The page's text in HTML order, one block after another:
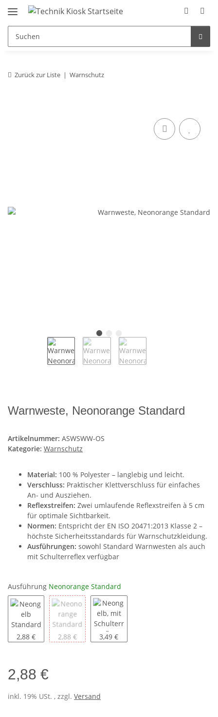
Zurück zur Liste Warnschutz
Warnweste, Neonorange Standard
Artikelnummer: ASWSWW-OS
Kategorie: Warnschutz
Material: 100 % Polyester – langlebig und leicht.
Verschluss: Praktischer Klettverschluss für einfaches
An- und Ausziehen.
Reflexstreifen: Zwei umlaufende Reflexstreifen à 5 cm
für optimale Sichtbarkeit.
Normen: Entspricht der EN ISO 20471:2013 Klasse 2 –
höchste Sicherheitsstandards für Warnschutzkleidung.
Ausführungen: sowohl Standard Warnwesten als auch
mit Schulterreflex verfügbar
Ausführung Neonorange Standard
Neongelb Standard
2,88 € Neonorange Standard
2,88 € Neongelb, mit Schulterreflex
3,49 €
2,88 €
inkl. 19% USt. , zzgl. Versand